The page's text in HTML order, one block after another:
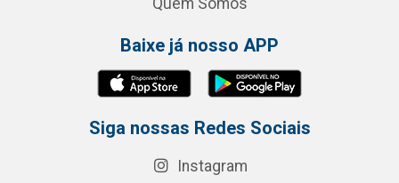
Quem Somos
Baixe já nosso APP
Siga nossas Redes Sociais
Instagram